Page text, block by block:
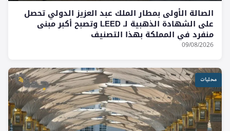
الصالة الأولى بمطار الملك عبد العزيز الدولي تحصل
على الشهادة الذهبية لـ LEED وتصبح أكبر مبنى
منفرد في المملكة بهذا التصنيف
09/08/2026
محليات